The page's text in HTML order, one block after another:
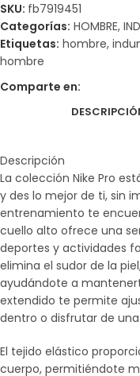
SKU: fb7919451
Categorías: HOMBRE,
Etiquetas: hombre,
hombre
Comparte en:
Descripción
La colección Nike Pro
y des lo mejor de ti, sin
entrenamiento te
cuello alto ofrece una
deportes y actividades
elimina el sudor de la
ayudándote a
extendido te permite
dentro o disfrutar de
El tejido elástico
cuerpo, permitiéndote